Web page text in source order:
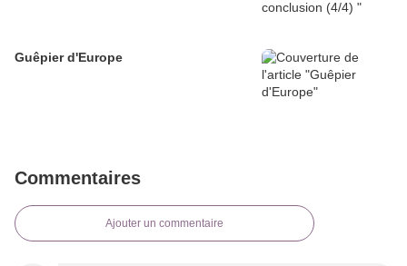
Guêpier d'Europe
Commentaires
Ajouter un commentaire